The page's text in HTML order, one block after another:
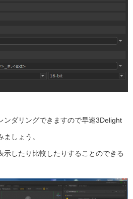
ンダリングできますので早速3Delight
しょう。
示したり比較したりすることのできる